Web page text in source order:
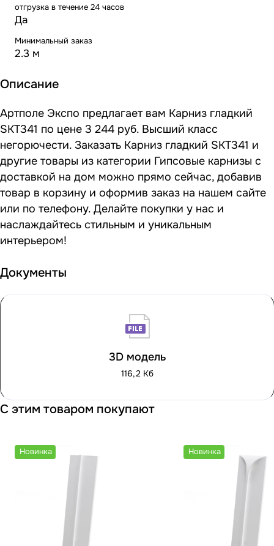
отгрузка в течение 24 часов
Да
Минимальный заказ
2.3 м
Описание
Артполе Экспо предлагает вам Карниз гладкий
SKT341 по цене 3 244 руб. Высший класс
негорючести. Заказать Карниз гладкий SKT341 и
другие товары из категории Гипсовые карнизы с
доставкой на дом можно прямо сейчас, добавив
товар в корзину и оформив заказ на нашем сайте
или по телефону. Делайте покупки у нас и
наслаждайтесь стильным и уникальным
интерьером!
Документы
3D модель
116,2 Кб
С этим товаром покупают
Новинка Новинка